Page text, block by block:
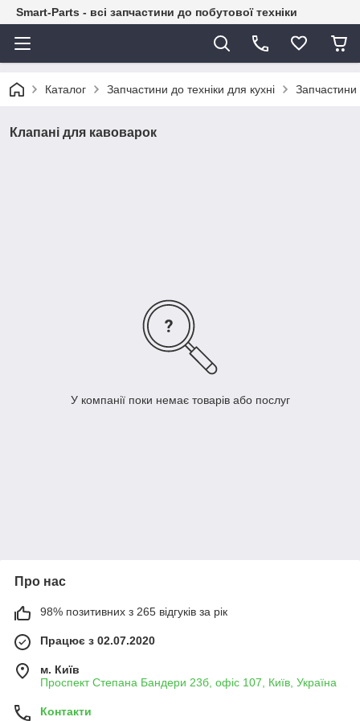
Smart-Parts - всі запчастини до побутової техніки
Каталог Запчастини до техніки для кухні
Клапані для кавоварок
У компанії поки немає товарів або послуг
Про нас
98% позитивних з 265 відгуків за рік
Працює з 02.07.2020
м. Київ
Проспект Степана Бандери 23б, офіс 107, Київ, Україна
Контакти